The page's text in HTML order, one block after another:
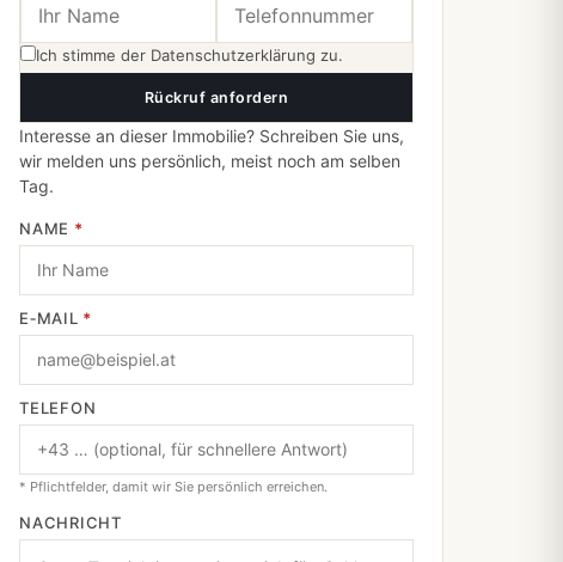
Ich stimme der Datenschutzerklärung zu.
Rückruf anfordern
Interesse an dieser Immobilie? Schreiben Sie uns,
wir melden uns persönlich, meist noch am selben
Tag.
NAME *
E‑MAIL *
TELEFON
* Pflichtfelder, damit wir Sie persönlich erreichen.
NACHRICHT